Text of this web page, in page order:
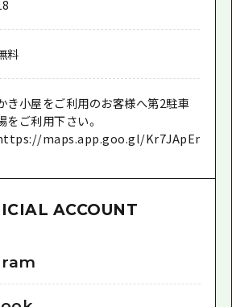
料
き小屋をご利用のお客様へ第2駐車
をご利用下さい。
maps.app.goo.gl/
ACCOUNT